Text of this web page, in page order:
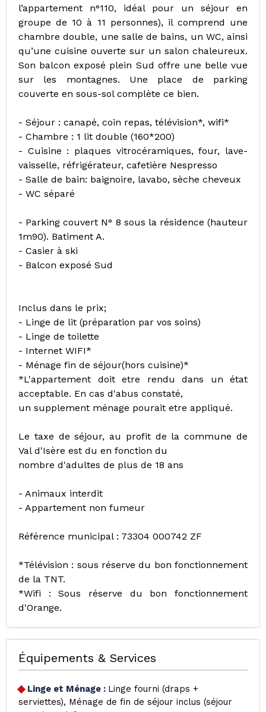
l’appartement n°110, idéal pour un séjour en
groupe de 10 à 11 personnes), il comprend une
chambre double, une salle de bains, un WC, ainsi
qu’une cuisine ouverte sur un salon chaleureux.
Son balcon exposé plein Sud offre une belle vue
sur les montagnes. Une place de parking
couverte en sous-sol complète ce bien.
- Séjour : canapé, coin repas, télévision*, wifi*
- Chambre : 1 lit double (160*200)
- Cuisine : plaques vitrocéramiques, four, lave-
vaisselle, réfrigérateur, cafetière Nespresso
- Salle de bain: baignoire, lavabo, sèche cheveux
- WC séparé
- Parking couvert N° 8 sous la résidence (hauteur
1m90). Batiment A.
- Casier à ski
- Balcon exposé Sud
Inclus dans le prix;
- Linge de lit (préparation par vos soins)
- Linge de toilette
- Internet WIFI*
- Ménage fin de séjour(hors cuisine)*
*L'appartement doit etre rendu dans un état
acceptable. En cas d'abus constaté,
un supplement ménage pourait etre appliqué.
Le taxe de séjour, au profit de la commune de
Val d'Isère est du en fonction du
nombre d'adultes de plus de 18 ans
- Animaux interdit
- Appartement non fumeur
Référence municipal : 73304 000742 ZF
*Télévision : sous réserve du bon fonctionnement
de la TNT.
*Wifi : Sous réserve du bon fonctionnement
d'Orange.
Équipements & Services
Linge et Ménage : Linge fourni (draps +
serviettes)
Ménage de fin de séjour inclus (séjour